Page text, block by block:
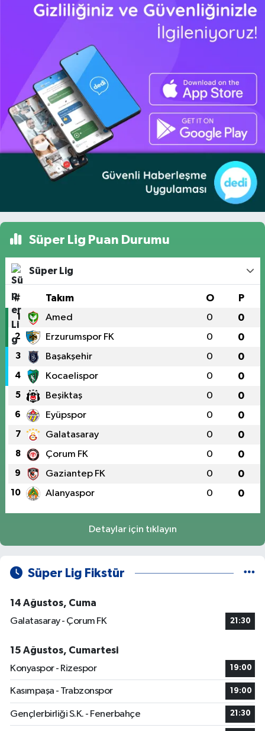
Süper Lig Puan Durumu
Süper Lig
# Takım O P
1 Amed 0 0
2 Erzurumspor FK 0 0
3 Başakşehir 0 0
4 Kocaelispor 0 0
5 Beşiktaş 0 0
6 Eyüpspor 0 0
7 Galatasaray 0 0
8 Çorum FK 0 0
9 Gaziantep FK 0 0
10 Alanyaspor 0 0
Detaylar için tıklayın
Süper Lig Fikstür
14 Ağustos, Cuma
Galatasaray - Çorum FK
21:30
15 Ağustos, Cumartesi
Konyaspor - Rizespor
19:00
Kasımpaşa - Trabzonspor 19:00
Gençlerbirliği S.K. - Fenerbahçe 21:30